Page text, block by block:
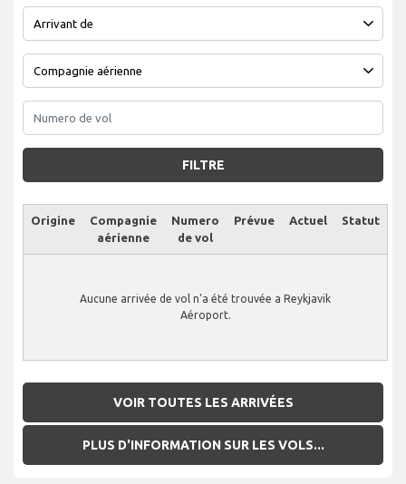
FILTRE
Origine
Compagnie
aérienne
Numero
de vol
Prévue Actuel Statut
Aucune arrivée de vol n'a été trouvée a Reykjavik
Aéroport.
VOIR TOUTES LES ARRIVÉES
PLUS D'INFORMATION SUR LES VOLS...